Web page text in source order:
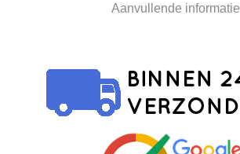
Aanvullende informatie